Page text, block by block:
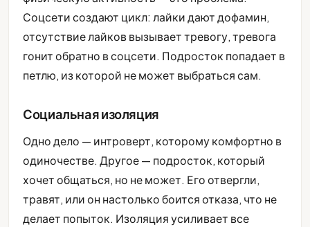
Соцсети создают цикл: лайки дают дофамин,
отсутствие лайков вызывает тревогу, тревога
гонит обратно в соцсети. Подросток попадает в
петлю, из которой не может выбраться сам.
Социальная изоляция
Одно дело — интроверт, которому комфортно в
одиночестве. Другое — подросток, который
хочет общаться, но не может. Его отвергли,
травят, или он настолько боится отказа, что не
делает попыток. Изоляция усиливает все